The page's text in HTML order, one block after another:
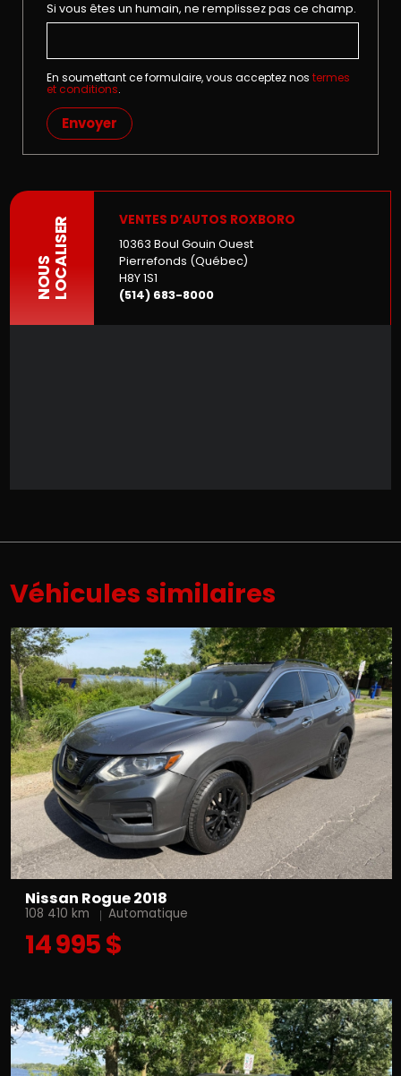
Si vous êtes un humain, ne remplissez pas ce champ.
En soumettant ce formulaire, vous acceptez nos termes
et conditions.
Envoyer
NOUSLOCALISER VENTES D’AUTOS ROXBORO
10363 Boul Gouin Ouest
Pierrefonds (Québec)
H8Y 1S1
(514) 683-8000
Véhicules similaires
Nissan Rogue 2018
108 410 km Automatique
14 995 $